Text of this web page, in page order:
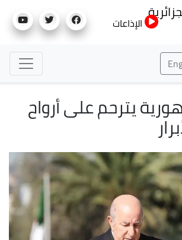
إلى
الإذاعات
يترحم على أرواح